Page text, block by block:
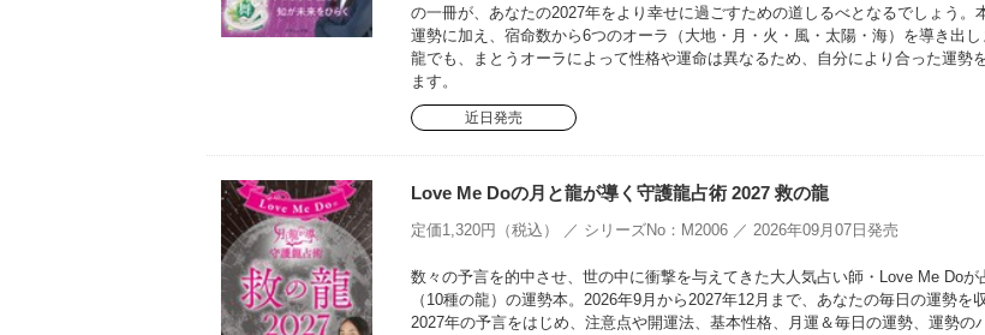
の一冊が、あなたの2027年をより幸せに過ごすための道しるべとなるでしょう。
運勢に加え、宿命数から6つのオーラ（大地・月・火・風・太陽・海）を導き出
龍でも、まとうオーラによって性格や運命は異なるため、自分により合った運勢
ます。
近日発売
Love Me Doの月と龍が導く守護龍占術 2027 救の龍
定価1,320円（税込） ／ シリーズNo：M2006 ／ 2026年09月07日発売
数々の予言を的中させ、世の中に衝撃を与えてきた大人気占い師・Love Me Doが
（10種の龍）の運勢本。2026年9月から2027年12月まで、あなたの毎日の運勢を
2027年の予言をはじめ、注意点や開運法、基本性格、月運＆毎日の運勢、運勢の